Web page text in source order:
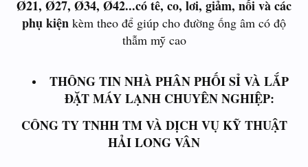
Ø21, Ø27, Ø34, Ø42...có tê, co, lơi, giảm, nối và các
phụ kiện kèm theo để giúp cho đường ống âm có độ
thẫm mỹ cao
THÔNG TIN NHÀ PHÂN PHỐI SỈ VÀ LẮP
ĐẶT MÁY LẠNH CHUYÊN NGHIỆP:
CÔNG TY TNHH TM VÀ DỊCH VỤ KỸ THUẬT
HẢI LONG VÂN